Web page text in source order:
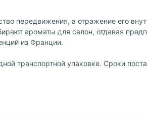
передвижения, а отражение его
ароматы для салон, отдавая
из Франции.
транспортной упаковке. Сроки